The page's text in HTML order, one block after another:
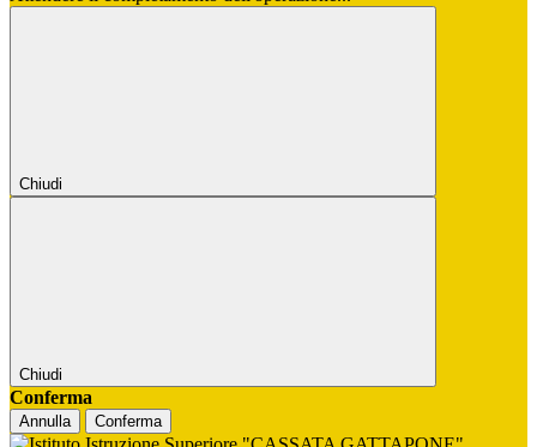
Chiudi
Chiudi
Conferma
Annulla Conferma